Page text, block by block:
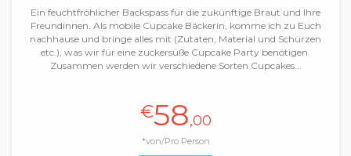
Ein feuchtfröhlicher Backspass für die zukünftige Braut und Ihre
Freundinnen. Als mobile Cupcake Bäckerin, komme ich zu Euch
nachhause und bringe alles mit (Zutaten, Material und Schürzen
etc.), was wir für eine zuckersüße Cupcake Party benötigen.
Zusammen werden wir verschiedene Sorten Cupcakes...
€58,00
*von/Pro Person